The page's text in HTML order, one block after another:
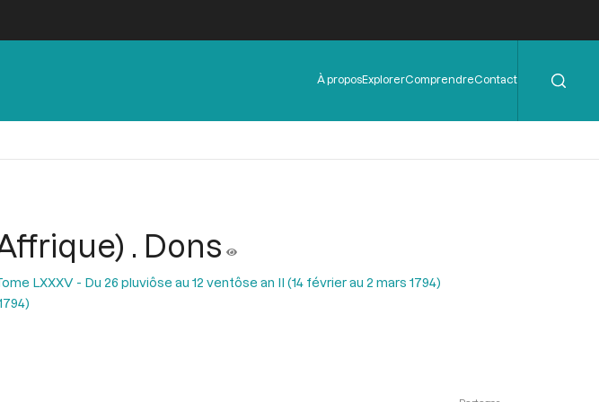
Menu
de
À proposExplorerComprendreContact
. Dons
LXXXV - Du 26 pluviôse au 12 ventôse an II (14 février au 2 mars 1794)